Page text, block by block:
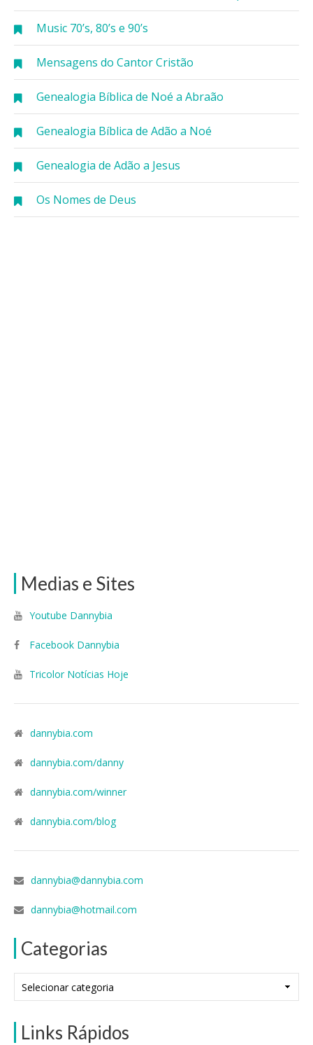
Music 70’s, 80’s e 90’s
Mensagens do Cantor Cristão
Genealogia Bíblica de Noé a Abraão
Genealogia Bíblica de Adão a Noé
Genealogia de Adão a Jesus
Os Nomes de Deus
Medias e Sites
Youtube Dannybia
Facebook Dannybia
Tricolor Notícias Hoje
dannybia.com
dannybia.com/danny
dannybia.com/winner
dannybia.com/blog
dannybia@dannybia.com
dannybia@hotmail.com
Categorias
Links Rápidos